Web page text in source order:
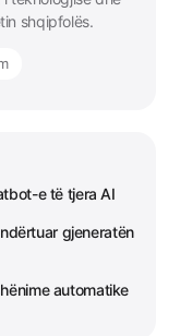
shqipfolës.
e të tjera AI
gjeneratën
automatike